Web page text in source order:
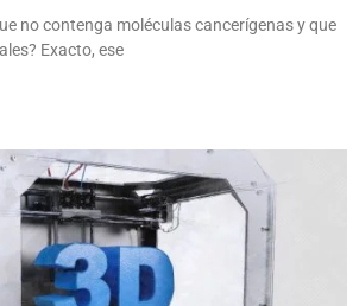
no contenga moléculas cancerígenas y que
Exacto, ese